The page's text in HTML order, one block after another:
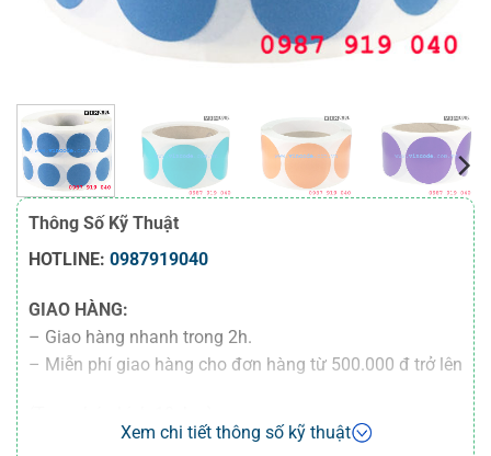
Thông Số Kỹ Thuật
HOTLINE: 0987919040
GIAO HÀNG:
– Giao hàng nhanh trong 2h.
– Miễn phí giao hàng cho đơn hàng từ 500.000 đ trở lên
– Miễn phí giao hàng 100 km cho đơn hàng từ
Xem chi tiết thông số kỹ thuật